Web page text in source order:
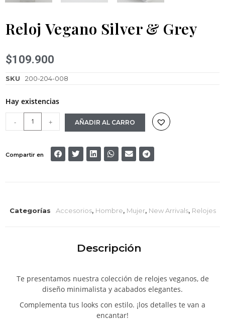
Reloj Vegano Silver & Grey
$109.900
SKU 200-204-008
Hay existencias
- + AÑADIR AL CARRO
Compartir en
Categorías Accesorios, Hombre, Mujer, New Arrivals, Relojes
Descripción
Te presentamos nuestra colección de relojes veganos, de
diseño minimalista y acabados elegantes.
Complementa tus looks con estilo. ¡los detalles te van a
encantar!